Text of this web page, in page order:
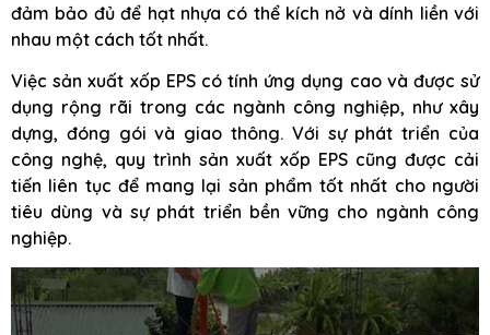
đảm bảo đủ để hạt nhựa có thể kích nở và dính liền với
nhau một cách tốt nhất.
Việc sản xuất xốp EPS có tính ứng dụng cao và được sử
dụng rộng rãi trong các ngành công nghiệp, như xây
dựng, đóng gói và giao thông. Với sự phát triển của
công nghệ, quy trình sản xuất xốp EPS cũng được cải
tiến liên tục để mang lại sản phẩm tốt nhất cho người
tiêu dùng và sự phát triển bền vững cho ngành công
nghiệp.